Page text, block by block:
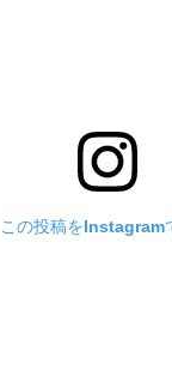
この投稿をInstagram